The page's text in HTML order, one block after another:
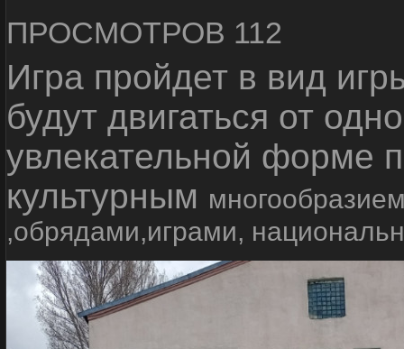
ПРОСМОТРОВ 112
Игра пройдет в вид
будут двигаться от
увлекательной форме
культурным
,обрядами,играми,